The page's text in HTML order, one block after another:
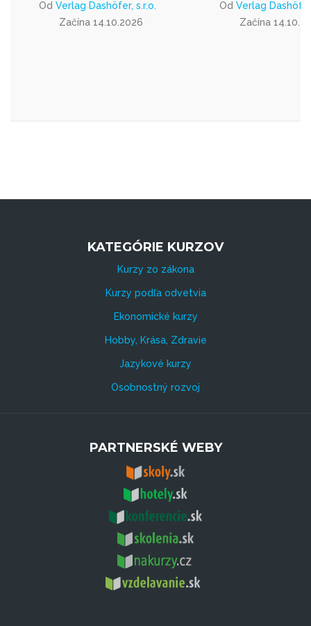
Od Verlag Dashöfer, s.r.o.
Začína 14.10.2026
Od Verlag
Začína
KATEGÓRIE KURZOV
Kurzy zo zákona
Kurzy podľa odvetvia
Ekonomické kurzy
Hobby, Krása, Zdravie
Jazykové kurzy
Osobnostný rozvoj
PARTNERSKÉ WEBY